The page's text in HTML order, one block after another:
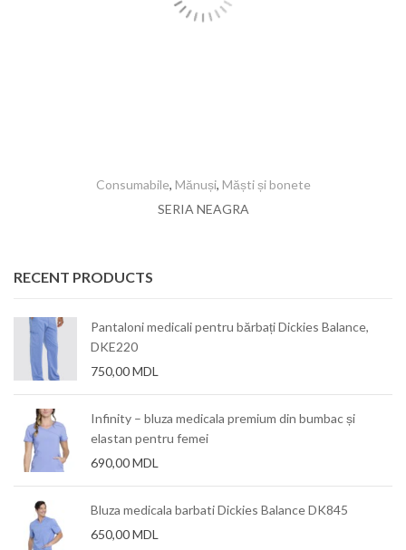
Consumabile, Mănuși, Măști și bonete
SERIA NEAGRA
RECENT PRODUCTS
Pantaloni medicali pentru bărbați Dickies Balance,
DKE220
750,00MDL
Infinity – bluza medicala premium din bumbac și
elastan pentru femei
690,00MDL
Bluza medicala barbati Dickies Balance DK845
650,00MDL